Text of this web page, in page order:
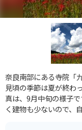
奈良南部にある寺院「
見頃の季節は夏が終わ
真は、9月中旬の様子
く建物も少ないので、